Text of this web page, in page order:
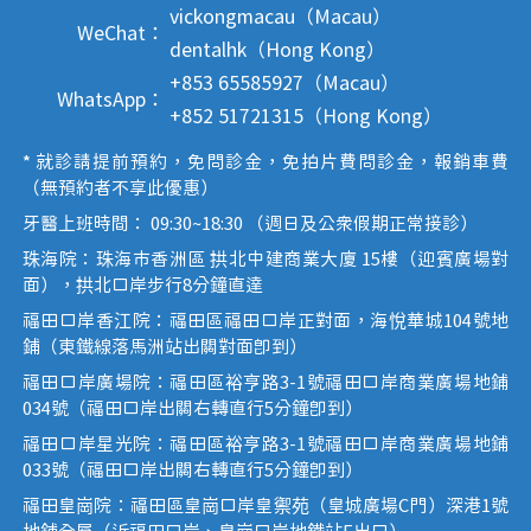
WeChat：
vickongmacau（Macau）
dentalhk（Hong Kong）
WhatsApp：
+853 65585927（Macau）
+852 51721315（Hong Kong）
* 就診請提前預約，免問診金，免拍片費問診金，報銷車費
（無預約者不享此優惠）
牙醫上班時間： 09:30~18:30 （週日及公眾假期正常接診）
珠海院：珠海市香洲區 拱北中建商業大廈 15樓（迎賓廣場對
面），拱北口岸步行8分鐘直達
福田口岸香江院：福田區福田口岸正對面，海悅華城104號地
鋪（東鐵線落馬洲站出關對面即到）
福田口岸廣場院：福田區裕亨路3-1號福田口岸商業廣場地鋪
034號（福田口岸出關右轉直行5分鐘即到）
福田口岸星光院：福田區裕亨路3-1號福田口岸商業廣場地鋪
033號（福田口岸出關右轉直行5分鐘即到）
福田皇崗院：福田區皇崗口岸皇禦苑（皇城廣場C門）深港1號